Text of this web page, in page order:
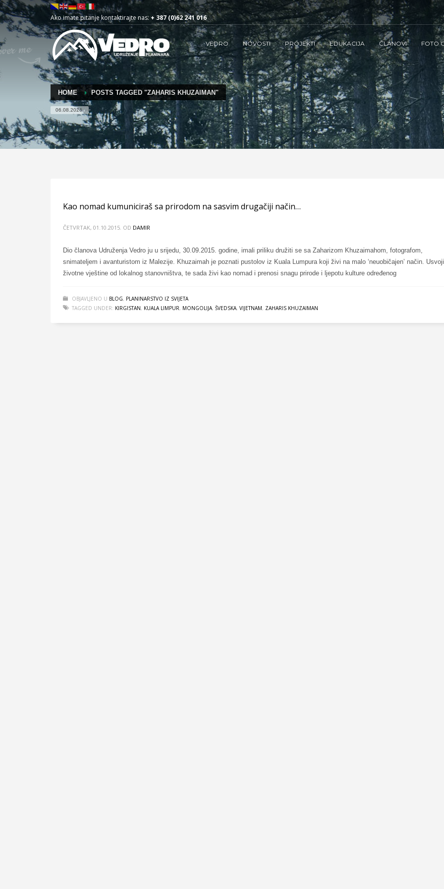
Ako imate pitanje kontaktirajte nas: + 387 (0)62 241 016
VEDRO NOVOSTI PROJEKTI EDUKACIJA ČLANOVI FOTO
HOME POSTS TAGGED "ZAHARIS KHUZAIMAN"
06.08.2026.
Kao nomad kumuniciraš sa prirodom na sasvim drugačiji način…
ČETVRTAK, 01.10.2015. OD DAMIR
Dio članova Udruženja Vedro ju u srijedu, 30.09.2015. godine, imali priliku družiti se sa Zaharizom Khuzaimahom, fotografom,
snimateljem i avanturistom iz Malezije. Khuzaimah je poznati pustolov iz Kuala Lumpura koji živi na malo ‘neuobičajen’ način.
životne vještine od lokalnog stanovništva, te sada živi kao nomad i prenosi snagu prirode i ljepotu kulture određenog
OBJAVLJENO U BLOG, PLANINARSTVO IZ SVIJETA
TAGGED UNDER: KIRGISTAN, KUALA LIMPUR, MONGOLIJA, ŠVEDSKA, VIJETNAM, ZAHARIS KHUZAIMAN